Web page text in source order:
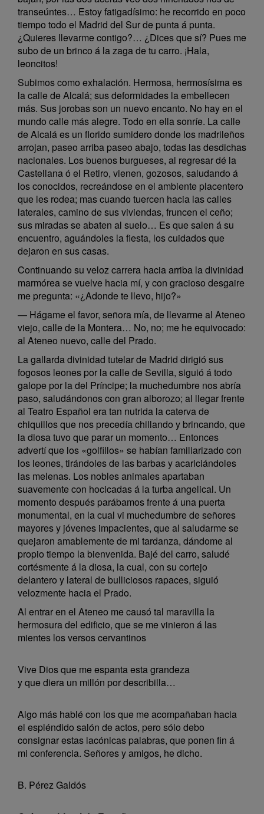
transeúntes… Estoy fatigadísimo: he recorrido en poco
tiempo todo el Madrid del Sur de punta á punta.
¿Quieres llevarme contigo?… ¿Dices que sí? Pues me
subo de un brinco á la zaga de tu carro. ¡Hala,
leoncitos!
Subimos como exhalación. Hermosa, hermosísima es
la calle de Alcalá; sus deformidades la embellecen
más. Sus jorobas son un nuevo encanto. No hay en el
mundo calle más alegre. Todo en ella sonríe. La calle
de Alcalá es un florido sumidero donde los madrileños
arrojan, paseo arriba paseo abajo, todas las desdichas
nacionales. Los buenos burgueses, al regresar dé la
Castellana ó el Retiro, vienen, gozosos, saludando á
los conocidos, recreándose en el ambiente placentero
que les rodea; mas cuando tuercen hacia las calles
laterales, camino de sus viviendas, fruncen el ceño;
sus miradas se abaten al suelo… Es que salen á su
encuentro, aguándoles la fiesta, los cuidados que
dejaron en sus casas.
Continuando su veloz carrera hacia arriba la divinidad
marmórea se vuelve hacia mí, y con gracioso desgaire
me pregunta: «¿Adonde te llevo, hijo?»
— Hágame el favor, señora mía, de llevarme al Ateneo
viejo, calle de la Montera… No, no; me he equivocado:
al Ateneo nuevo, calle del Prado.
La gallarda divinidad tutelar de Madrid dirigió sus
fogosos leones por la calle de Sevilla, siguió á todo
galope por la del Príncipe; la muchedumbre nos abría
paso, saludándonos con gran alborozo; al llegar frente
al Teatro Español era tan nutrida la caterva de
chiquillos que nos precedía chillando y brincando, que
la diosa tuvo que parar un momento… Entonces
advertí que los «golfillos» se habían familiarizado con
los leones, tirándoles de las barbas y acariciándoles
las melenas. Los nobles animales apartaban
suavemente con hocicadas á la turba angelical. Un
momento después parábamos frente á una puerta
monumental, en la cual vi muchedumbre de señores
mayores y jóvenes impacientes, que al saludarme se
quejaron amablemente de mi tardanza, dándome al
propio tiempo la bienvenida. Bajé del carro, saludé
cortésmente á la diosa, la cual, con su cortejo
delantero y lateral de bulliciosos rapaces, siguió
velozmente hacia el Prado.
Al entrar en el Ateneo me causó tal maravilla la
hermosura del edificio, que se me vinieron á las
mientes los versos cervantinos
Vive Dios que me espanta esta grandeza
y que diera un millón por describilla…
Algo más hablé con los que me acompañaban hacia
el espléndido salón de actos, pero sólo debo
consignar estas lacónicas palabras, que ponen fin á
mi conferencia. Señores y amigos, he dicho.
B. Pérez Galdós